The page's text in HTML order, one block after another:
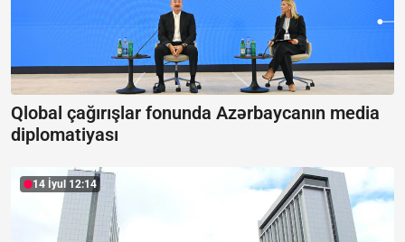
Qlobal çağırışlar fonunda Azərbaycanın media
diplomatiyası
14 İyul 12:14